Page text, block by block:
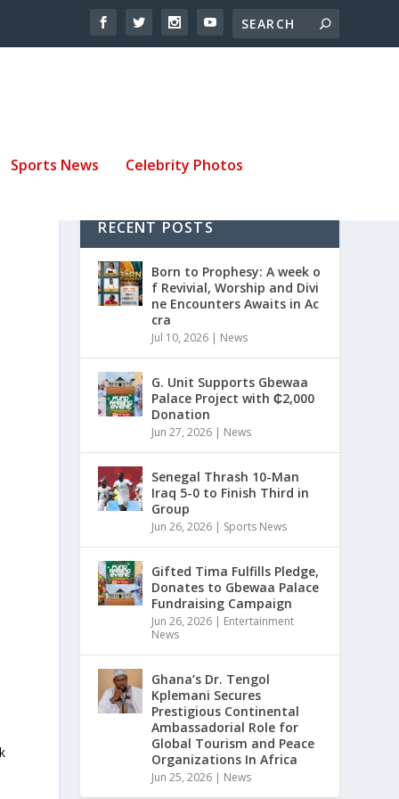
Sports News Celebrity Photos
RECENT POSTS
Born to Prophesy: A week o
f Revivial, Worship and Divi
ne Encounters Awaits in Ac
cra
Jul 10, 2026 | News
G. Unit Supports Gbewaa
Palace Project with ₵2,000
Donation
Jun 27, 2026 | News
Senegal Thrash 10-Man
Iraq 5-0 to Finish Third in
Group
Jun 26, 2026 | Sports News
Gifted Tima Fulfills Pledge,
Donates to Gbewaa Palace
Fundraising Campaign
Jun 26, 2026 | Entertainment
News
Ghana’s Dr. Tengol
Kplemani Secures
Prestigious Continental
Ambassadorial Role for
Global Tourism and Peace
Organizations In Africa
Jun 25, 2026 | News